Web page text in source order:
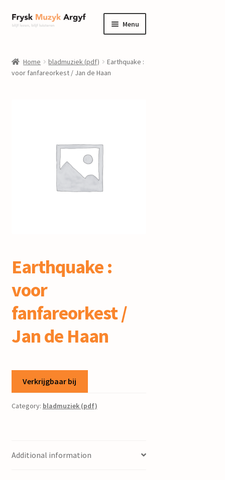
Ga
door
navigatie
Ga
naar
inhoud
Menu
informatie
Home bladmuziek (pdf)
Earthquake :
voor fanfareorkest / Jan de Haan
Earthquake :
voor
fanfareorkest /
Jan de Haan
Verkrijgbaar bij
Category: bladmuziek (pdf)
Additional information